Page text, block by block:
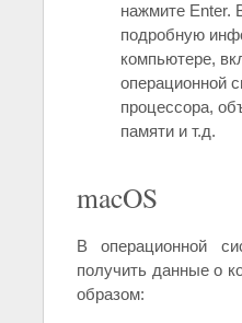
нажмите Enter.
подробную
компьютере,
операционной
процессора,
памяти и т.д.
macOS
В операционной
получить данные о
образом: